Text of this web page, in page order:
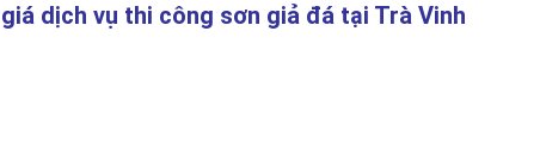
dịch vụ thi công sơn giả đá tại Trà Vinh